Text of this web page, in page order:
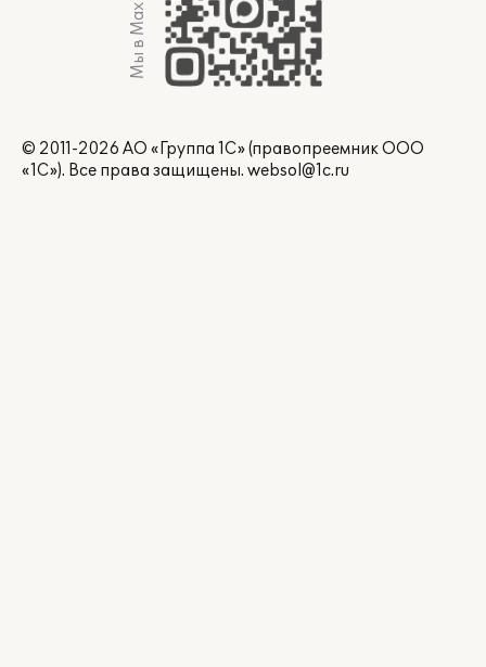
Мы в Max
© 2011-2026 АО «Группа 1С» (правопреемник ООО
«1С»). Все права защищены. websol@1c.ru